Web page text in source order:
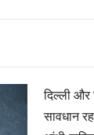
दिल्ली और
सावधान